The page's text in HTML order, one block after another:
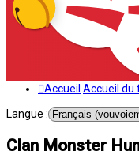
Accueil Accueil du
Langue :
Clan Monster